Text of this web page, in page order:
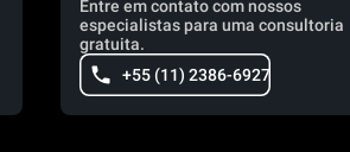
Entre em contato com nossos
especialistas para uma consultoria
gratuita.
+55 (11) 2386-6927